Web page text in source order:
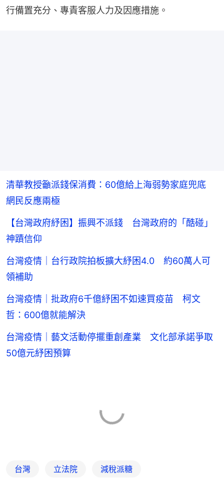
行備置充分、專責客服人力及因應措施。
清華教授籲派錢保消費：60億給上海弱勢家庭兜底
網民反應兩極
【台灣政府紓困】振興不派錢 台灣政府的「酷碰」
神蹟信仰
台灣疫情｜台行政院拍板擴大紓困4.0 約60萬人可
領補助
台灣疫情｜批政府6千億紓困不如速買疫苗 柯文
哲：600億就能解決
台灣疫情｜藝文活動停擺重創產業 文化部承諾爭取
50億元紓困預算
台灣 立法院 減稅派糖